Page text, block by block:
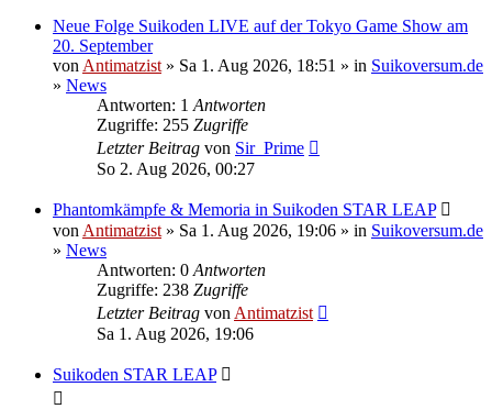
Neue Folge Suikoden LIVE auf der Tokyo Game Show am
20. September
vonAntimatzist» Sa 1. Aug 2026, 18:51 » in Suikoversum.de
» News
Antworten: 1Antworten
Zugriffe: 255 Zugriffe
Letzter Beitrag von Sir_Prime
So 2. Aug 2026, 00:27
Phantomkämpfe & Memoria in Suikoden STAR LEAP
vonAntimatzist» Sa 1. Aug 2026, 19:06 » in Suikoversum.de
» News
Antworten: 0Antworten
Zugriffe: 238 Zugriffe
Letzter Beitrag vonAntimatzist
Sa 1. Aug 2026, 19:06
Suikoden STAR LEAP